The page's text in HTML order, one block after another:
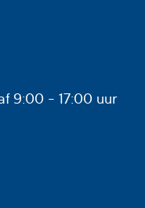
vanaf 9:00 - 17:00 uur